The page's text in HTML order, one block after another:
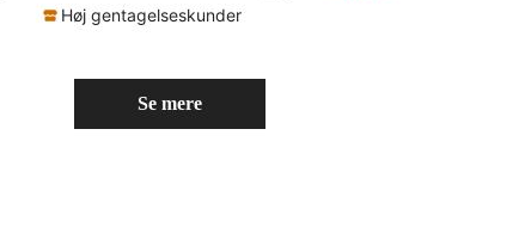
Høj gentagelseskunder
Se mere